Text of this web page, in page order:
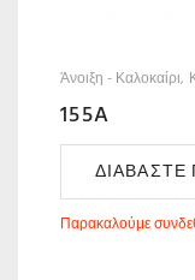
Άνοιξη - Καλοκαίρι
155A
ΔΙΑΒΆΣΤΕ
Παρακαλούμε